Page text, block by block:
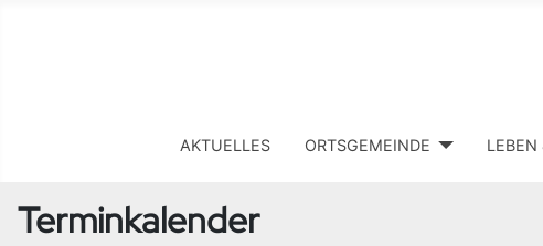
AKTUELLES ORTSGEMEINDE LEBEN
Terminkalender